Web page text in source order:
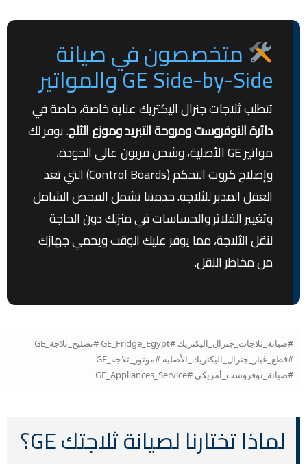
متخصصون في صيانة
GE Side-by-Side والمواتير
تتطلب ثلاجات جنرال اليكتريك عناية خاصة، خاصة في
دائرة النوفروست ومروحة التبريد وموزع الثلج. نوفر لك
مواتير GE الأصلية، وشحن فريون عالي الجودة،
وإصلاح كروت التحكم (Control Boards) التي تعد
العقل المدبر للثلاجة. خدمتنا تشمل الفحص الشامل
وتغيير الفلاتر والحساسات في منزلك دون الحاجة
لنقل الثلاجة، مما يوفر عليك الوقت ويحمي جهازك
من مخاطر النقل.
#صيانة_ثلاجات_جنرال_اليكتريك #GE_Fridge_Egypt #تصليح_ثلاجة_GE
#قطع_غيار_جنرال_اليكتريك_الأصلية #موتور_ثلاجة_GE
#صيانة_نوفروست_أمريكي #GE_Appliances_Service
لماذا تختارنا لصيانة ثلاجتك GE؟